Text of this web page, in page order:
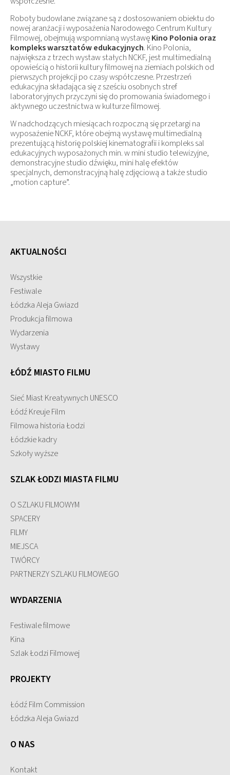
Roboty budowlane związane są z dostosowaniem obiektu do
nowej aranżacji i wyposażenia Narodowego Centrum Kultury
Filmowej, obejmują wspomnianą wystawęKino Polonia oraz
kompleks warsztatów edukacyjnych. Kino Polonia,
największa z trzech wystaw stałych NCKF, jest multimedialną
opowieścią o historii kultury filmowej na ziemiach polskich od
pierwszych projekcji po czasy współczesne. Przestrzeń
edukacyjna składająca się z sześciu osobnych stref
laboratoryjnych przyczyni się do promowania świadomego i
aktywnego uczestnictwa w kulturze filmowej.
W nadchodzących miesiącach rozpoczną się przetargi na
wyposażenie NCKF, które obejmą wystawę multimedialną
prezentującą historię polskiej kinematografii i kompleks sal
edukacyjnych wyposażonych min. w mini studio telewizyjne,
demonstracyjne studio dźwięku, mini halę efektów
specjalnych, demonstracyjną halę zdjęciową a także studio
„motion capture”.
AKTUALNOŚCI
Wszystkie
Festiwale
Łódzka Aleja Gwiazd
Produkcja filmowa
Wydarzenia
Wystawy
ŁÓDŹ MIASTO FILMU
Sieć Miast Kreatywnych UNESCO
Łódź Kreuje Film
Filmowa historia Łodzi
Łódzkie kadry
Szkoły wyższe
SZLAK ŁODZI MIASTA FILMU
O SZLAKU FILMOWYM
SPACERY
FILMY
MIEJSCA
TWÓRCY
PARTNERZY SZLAKU FILMOWEGO
WYDARZENIA
Festiwale filmowe
Kina
Szlak Łodzi Filmowej
PROJEKTY
Łódź Film Commission
Łódzka Aleja Gwiazd
O NAS
Kontakt